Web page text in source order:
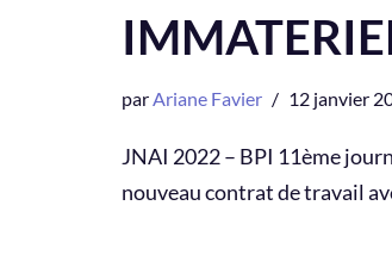
parAriane Favier 12 janvier
JNAI 2022 – BPI 11ème
nouveau contrat de travail